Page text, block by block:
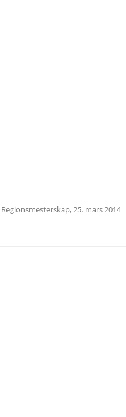
Regionsmesterskap,25. mars 2014